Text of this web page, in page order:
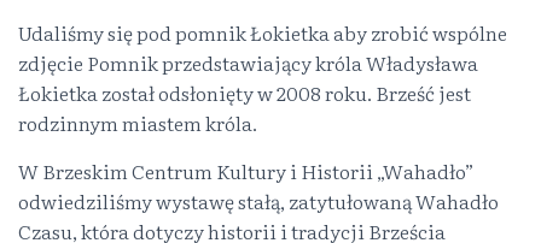
Udaliśmy się pod pomnik Łokietka aby zrobić wspólne
zdjęcie Pomnik przedstawiający króla Władysława
Łokietka został odsłonięty w 2008 roku. Brześć jest
rodzinnym miastem króla.
W Brzeskim Centrum Kultury i Historii „Wahadło”
odwiedziliśmy wystawę stałą, zatytułowaną Wahadło
Czasu, która dotyczy historii i tradycji Brześcia